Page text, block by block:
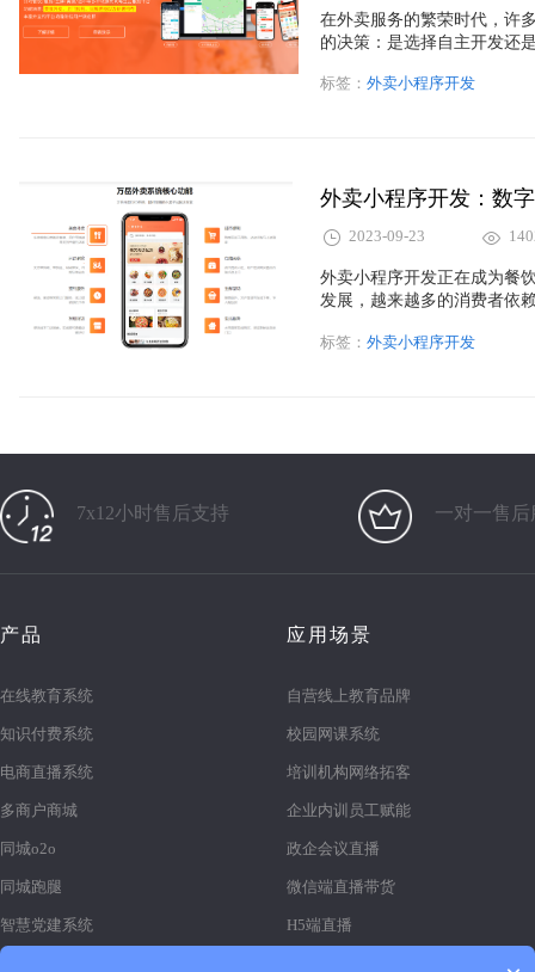
在外卖服务的繁荣时代，许
的决策：是选择自主开发还
标签： 外卖小程序开发
外卖小程序开发：数
2023-09-23
外卖小程序开发正在成为餐
发展，越来越多的消费者依
的订餐体验。本文将深入探
标签： 外卖小程序开发
7x12小时售后支持 一对一售后
产品
在线教育系统
知识付费系统
电商直播系统
多商户商城
同城o2o
同城跑腿
智慧党建系统
应用场景
自营线上教育品牌
校园网课系统
培训机构网络拓客
企业内训员工赋能
政企会议直播
微信端直播带货
H5端直播